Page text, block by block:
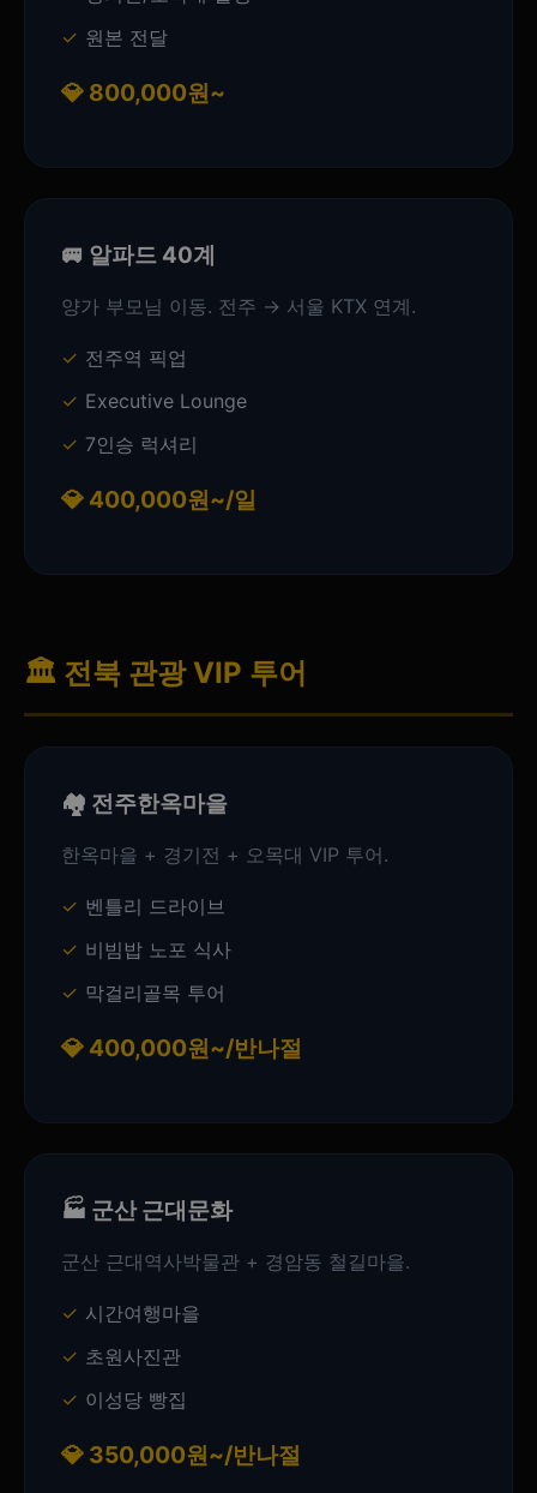
원본 전달
💎 800,000원~
🚐 알파드 40계
양가 부모님 이동. 전주 → 서울 KTX 연계.
전주역 픽업
Executive Lounge
7인승 럭셔리
💎 400,000원~/일
🏛️ 전북 관광 VIP 투어
🏘️ 전주한옥마을
한옥마을 + 경기전 + 오목대 VIP 투어.
벤틀리 드라이브
비빔밥 노포 식사
막걸리골목 투어
💎 400,000원~/반나절
🏭 군산 근대문화
군산 근대역사박물관 + 경암동 철길마을.
시간여행마을
초원사진관
이성당 빵집
💎 350,000원~/반나절